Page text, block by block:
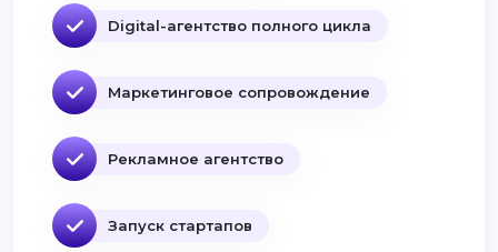
Digital-агентство полного цикла
Маркетинговое сопровождение
Рекламное агентство
Запуск стартапов